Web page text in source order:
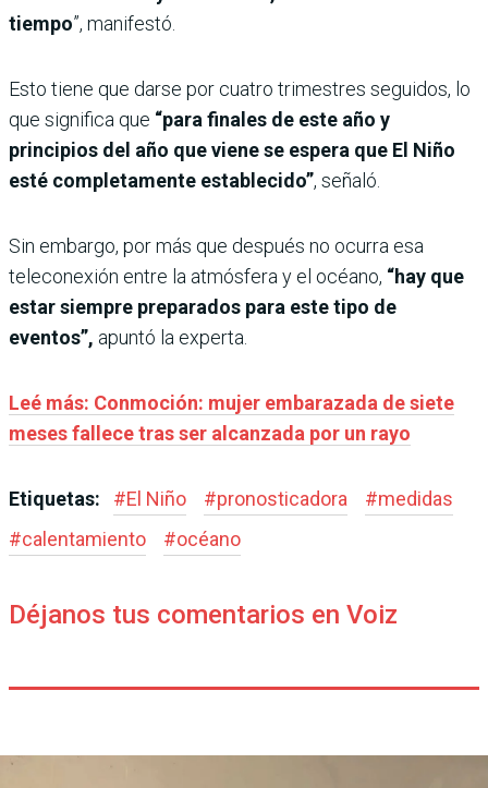
tiempo”, manifestó.
Esto tiene que darse por cuatro trimestres seguidos, lo
que significa que “para finales de este año y
principios del año que viene se espera que El Niño
esté completamente establecido”, señaló.
Sin embargo, por más que después no ocurra esa
teleconexión entre la atmósfera y el océano, “hay que
estar siempre preparados para este tipo de
eventos”, apuntó la experta.
Leé más: Conmoción: mujer embarazada de siete
meses fallece tras ser alcanzada por un rayo
Etiquetas: #El Niño #pronosticadora #medidas
#calentamiento #océano
Déjanos tus comentarios en Voiz